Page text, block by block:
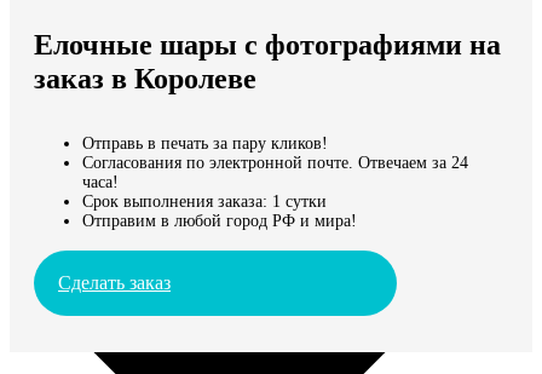
Мы доставляем по всему миру
Продолжить без города
Елочные шары с фотографиями на
заказ в Королеве
Отправь в печать за пару кликов!
Согласования по электронной почте. Отвечаем за 24
часа!
Срок выполнения заказа: 1 сутки
Отправим в любой город РФ и мира!
Сделать заказ